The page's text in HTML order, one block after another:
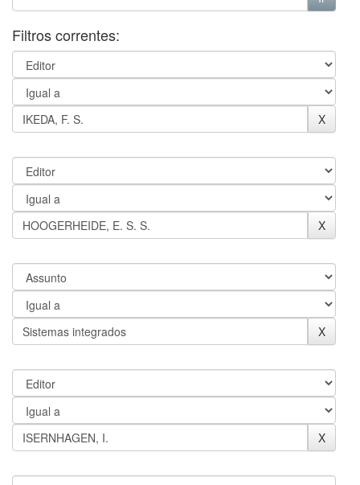
Filtros correntes: